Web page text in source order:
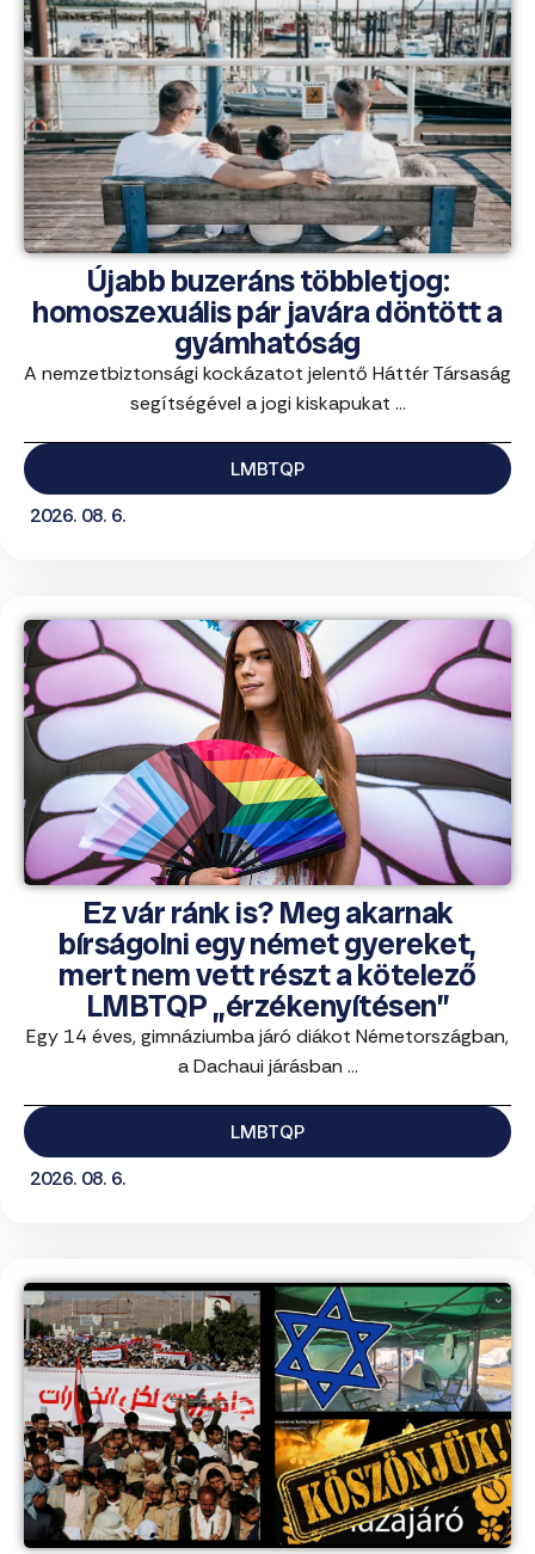
Újabb buzeráns többletjog:
homoszexuális pár javára döntött a
gyámhatóság
A nemzetbiztonsági kockázatot jelentő Háttér Társaság
segítségével a jogi kiskapukat ...
LMBTQP
2026. 08. 6.
Ez vár ránk is? Meg akarnak
bírságolni egy német gyereket,
mert nem vett részt a kötelező
LMBTQP „érzékenyítésen”
Egy 14 éves, gimnáziumba járó diákot Németországban,
a Dachaui járásban ...
LMBTQP
2026. 08. 6.